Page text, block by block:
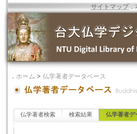
サイトマップ．
． ホーム > 仏学著者データベース
仏学著者検索 検索結果 仏学著者デ